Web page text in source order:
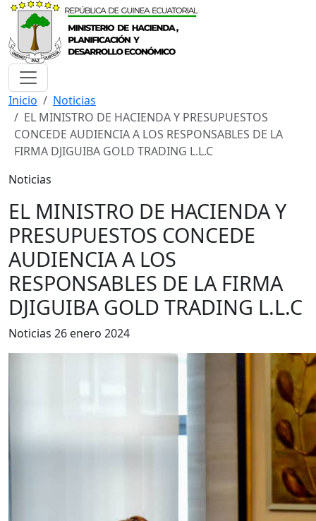
Inicio
Noticias
EL MINISTRO DE HACIENDA Y PRESUPUESTOS
CONCEDE AUDIENCIA A LOS RESPONSABLES DE LA
FIRMA DJIGUIBA GOLD TRADING L.L.C
Noticias
EL MINISTRO DE HACIENDA Y
PRESUPUESTOS CONCEDE
AUDIENCIA A LOS
RESPONSABLES DE LA FIRMA
DJIGUIBA GOLD TRADING L.L.C
Noticias 26 enero 2024